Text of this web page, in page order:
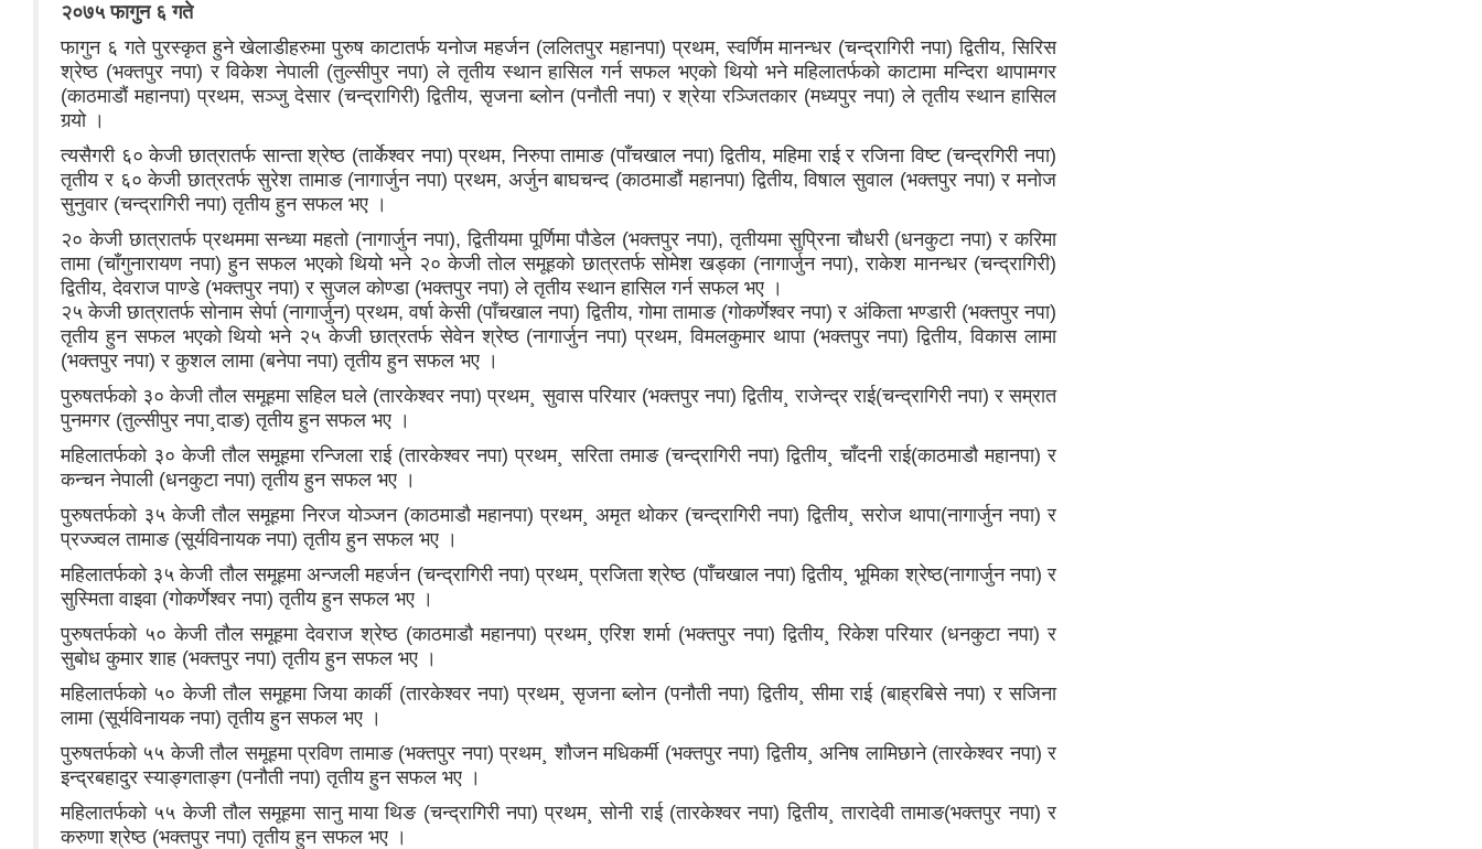
२०७५ फागुन ६ गते
फागुन ६ गते पुरस्कृत हुने खेलाडीहरुमा पुरुष काटातर्फ यनोज महर्जन (ललितपुर महानपा) प्रथम, स्वर्णिम मानन्धर (चन्द्रागिरी नपा) द्वितीय, सिरिस
श्रेष्ठ (भक्तपुर नपा) र विकेश नेपाली (तुल्सीपुर नपा) ले तृतीय स्थान हासिल गर्न सफल भएको थियो भने महिलातर्फको काटामा मन्दिरा थापामगर
(काठमाडौं महानपा) प्रथम, सञ्जु देसार (चन्द्रागिरी) द्वितीय, सृजना ब्लोन (पनौती नपा) र श्रेया रञ्जितकार (मध्यपुर नपा) ले तृतीय स्थान हासिल
गर्‍यो ।
त्यसैगरी ६० केजी छात्रातर्फ सान्ता श्रेष्ठ (तार्केश्वर नपा) प्रथम, निरुपा तामाङ (पाँचखाल नपा) द्वितीय, महिमा राई र रजिना विष्ट (चन्द्रगिरी नपा)
तृतीय र ६० केजी छात्रतर्फ सुरेश तामाङ (नागार्जुन नपा) प्रथम, अर्जुन बाघचन्द (काठमाडौं महानपा) द्वितीय, विषाल सुवाल (भक्तपुर नपा) र मनोज
सुनुवार (चन्द्रागिरी नपा) तृतीय हुन सफल भए ।
२० केजी छात्रातर्फ प्रथममा सन्ध्या महतो (नागार्जुन नपा), द्वितीयमा पूर्णिमा पौडेल (भक्तपुर नपा), तृतीयमा सुप्रिना चौधरी (धनकुटा नपा) र करिमा
तामा (चाँगुनारायण नपा) हुन सफल भएको थियो भने २० केजी तोल समूहको छात्रतर्फ सोमेश खड्का (नागार्जुन नपा), राकेश मानन्धर (चन्द्रागिरी)
द्वितीय, देवराज पाण्डे (भक्तपुर नपा) र सुजल कोण्डा (भक्तपुर नपा) ले तृतीय स्थान हासिल गर्न सफल भए ।
२५ केजी छात्रातर्फ सोनाम सेर्पा (नागार्जुन) प्रथम, वर्षा केसी (पाँचखाल नपा) द्वितीय, गोमा तामाङ (गोकर्णेश्वर नपा) र अंकिता भण्डारी (भक्तपुर नपा)
तृतीय हुन सफल भएको थियो भने २५ केजी छात्रतर्फ सेवेन श्रेष्ठ (नागार्जुन नपा) प्रथम, विमलकुमार थापा (भक्तपुर नपा) द्वितीय, विकास लामा
(भक्तपुर नपा) र कुशल लामा (बनेपा नपा) तृतीय हुन सफल भए ।
पुरुषतर्फको ३० केजी तौल समूहमा सहिल घले (तारकेश्वर नपा) प्रथम¸ सुवास परियार (भक्तपुर नपा) द्वितीय¸ राजेन्द्र राई(चन्द्रागिरी नपा) र सम्रात
पुनमगर (तुल्सीपुर नपा¸दाङ) तृतीय हुन सफल भए ।
महिलातर्फको ३० केजी तौल समूहमा रन्जिला राई (तारकेश्वर नपा) प्रथम¸ सरिता तमाङ (चन्द्रागिरी नपा) द्वितीय¸ चाँदनी राई(काठमाडौ महानपा) र
कन्चन नेपाली (धनकुटा नपा) तृतीय हुन सफल भए ।
पुरुषतर्फको ३५ केजी तौल समूहमा निरज योञ्जन (काठमाडौ महानपा) प्रथम¸ अमृत थोकर (चन्द्रागिरी नपा) द्वितीय¸ सरोज थापा(नागार्जुन नपा) र
प्रज्ज्वल तामाङ (सूर्यविनायक नपा) तृतीय हुन सफल भए ।
महिलातर्फको ३५ केजी तौल समूहमा अन्जली महर्जन (चन्द्रागिरी नपा) प्रथम¸ प्रजिता श्रेष्ठ (पाँचखाल नपा) द्वितीय¸ भूमिका श्रेष्ठ(नागार्जुन नपा) र
सुस्मिता वाइवा (गोकर्णेश्वर नपा) तृतीय हुन सफल भए ।
पुरुषतर्फको ५० केजी तौल समूहमा देवराज श्रेष्ठ (काठमाडौ महानपा) प्रथम¸ एरिश शर्मा (भक्तपुर नपा) द्वितीय¸ रिकेश परियार (धनकुटा नपा) र
सुबोध कुमार शाह (भक्तपुर नपा) तृतीय हुन सफल भए ।
महिलातर्फको ५० केजी तौल समूहमा जिया कार्की (तारकेश्वर नपा) प्रथम¸ सृजना ब्लोन (पनौती नपा) द्वितीय¸ सीमा राई (बाह्रबिसे नपा) र सजिना
लामा (सूर्यविनायक नपा) तृतीय हुन सफल भए ।
पुरुषतर्फको ५५ केजी तौल समूहमा प्रविण तामाङ (भक्तपुर नपा) प्रथम¸ शौजन मधिकर्मी (भक्तपुर नपा) द्वितीय¸ अनिष लामिछाने (तारकेश्वर नपा) र
इन्द्रबहादुर स्याङ्गताङ्ग (पनौती नपा) तृतीय हुन सफल भए ।
महिलातर्फको ५५ केजी तौल समूहमा सानु माया थिङ (चन्द्रागिरी नपा) प्रथम¸ सोनी राई (तारकेश्वर नपा) द्वितीय¸ तारादेवी तामाङ(भक्तपुर नपा) र
करुणा श्रेष्ठ (भक्तपुर नपा) तृतीय हुन सफल भए ।